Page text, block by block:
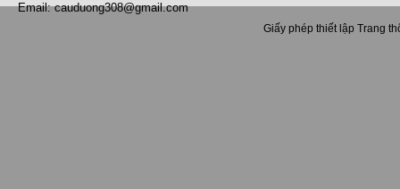
Email: cauduong308@gmail.com
Giấy phép thiết lập Trang